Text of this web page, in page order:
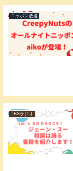
ニッポン放送
TBSラジオ